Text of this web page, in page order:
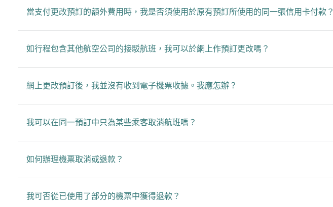
當支付更改預訂的額外費用時，我是否須使用於原有預訂所使用的同一張信用卡付款？
如行程包含其他航空公司的接駁航班，我可以於網上作預訂更改嗎？
網上更改預訂後，我並沒有收到電子機票收據。我應怎辦？
我可以在同一預訂中只為某些乘客取消航班嗎？
如何辦理機票取消或退款？
我可否從已使用了部分的機票中獲得退款？